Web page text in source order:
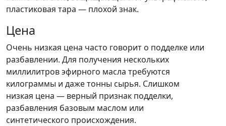
пластиковая тара — плохой знак.
Цена
Очень низкая цена часто говорит о подделке или
разбавлении. Для получения нескольких
миллилитров эфирного масла требуются
килограммы и даже тонны сырья. Слишком
низкая цена — верный признак подделки,
разбавления базовым маслом или
синтетического происхождения.